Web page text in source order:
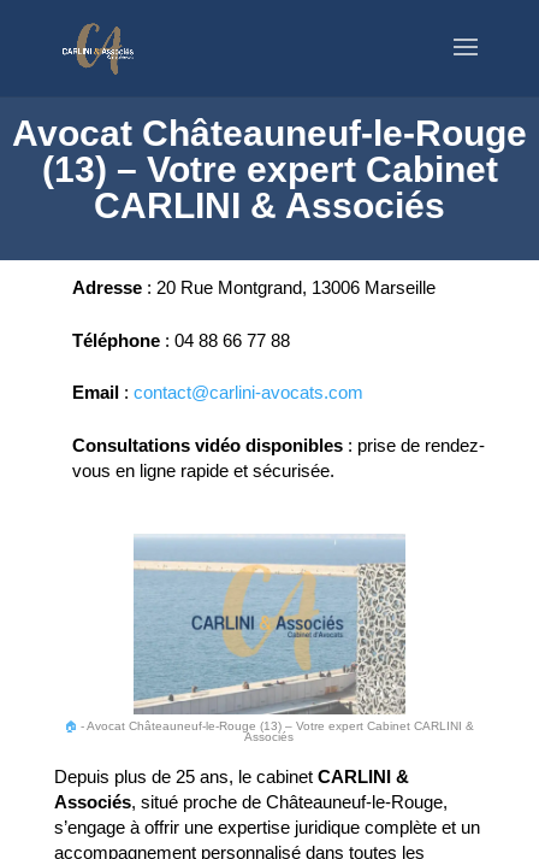
Avocat Châteauneuf-le-Rouge
(13) – Votre expert Cabinet
CARLINI & Associés
Adresse: 20 Rue Montgrand, 13006 Marseille
Téléphone: 04 88 66 77 88
Email: contact@carlini-avocats.com
Consultations vidéo disponibles: prise de rendez-
vous en ligne rapide et sécurisée.
🏠 -Avocat Châteauneuf-le-Rouge (13) – Votre expert Cabinet CARLINI &
Associés
Depuis plus de 25 ans, le cabinet CARLINI &
Associés, situé proche de Châteauneuf-le-Rouge,
s’engage à offrir une expertise juridique complète et un
accompagnement personnalisé dans toutes les